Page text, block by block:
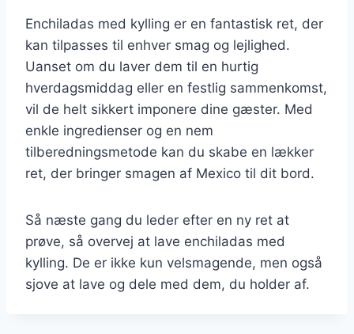
Enchiladas med kylling er en fantastisk ret, der
kan tilpasses til enhver smag og lejlighed.
Uanset om du laver dem til en hurtig
hverdagsmiddag eller en festlig sammenkomst,
vil de helt sikkert imponere dine gæster. Med
enkle ingredienser og en nem
tilberedningsmetode kan du skabe en lækker
ret, der bringer smagen af Mexico til dit bord.
Så næste gang du leder efter en ny ret at
prøve, så overvej at lave enchiladas med
kylling. De er ikke kun velsmagende, men også
sjove at lave og dele med dem, du holder af.